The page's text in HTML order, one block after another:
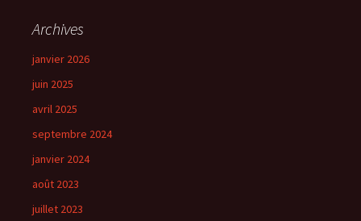
Archives
janvier 2026
juin 2025
avril 2025
septembre 2024
janvier 2024
août 2023
juillet 2023